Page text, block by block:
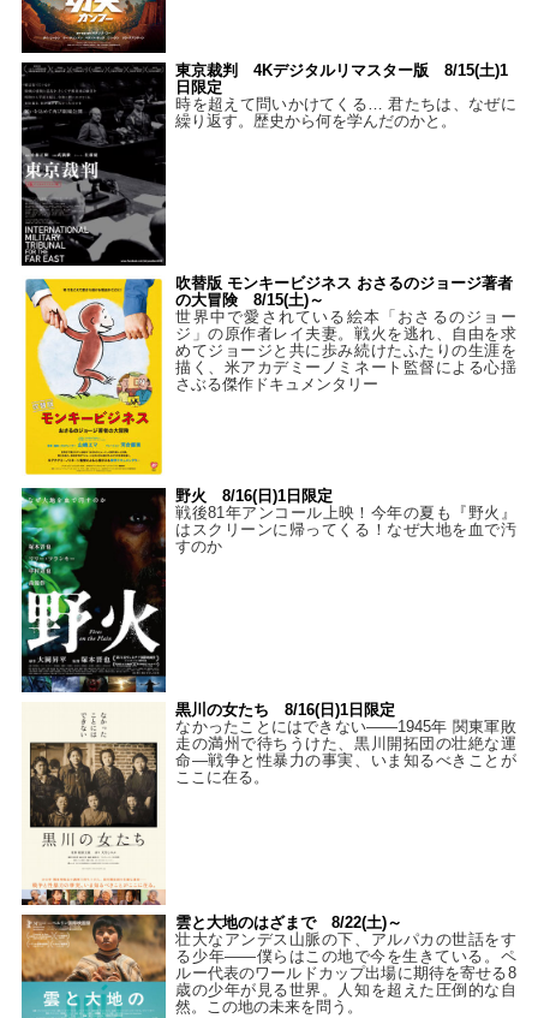
東京裁判 4Kデジタルリマスター版 8/15(土)1
日限定
時を超えて問いかけてくる… 君たちは、なぜに
繰り返す。歴史から何を学んだのかと。
吹替版 モンキービジネス おさるのジョージ著者
の大冒険 8/15(土)～
世界中で愛されている絵本「おさるのジョー
ジ」の原作者レイ夫妻。戦火を逃れ、自由を求
めてジョージと共に歩み続けたふたりの生涯を
描く、米アカデミーノミネート監督による心揺
さぶる傑作ドキュメンタリー
野火 8/16(日)1日限定
戦後81年アンコール上映！今年の夏も『野火』
はスクリーンに帰ってくる！なぜ大地を血で汚
すのか
黒川の女たち 8/16(日)1日限定
なかったことにはできない——1945年 関東軍敗
走の満州で待ちうけた、黒川開拓団の壮絶な運
命―戦争と性暴力の事実、いま知るべきことが
ここに在る。
雲と大地のはざまで 8/22(土)～
壮大なアンデス山脈の下、アルパカの世話をす
る少年――僕らはこの地で今を生きている。ペ
ルー代表のワールドカップ出場に期待を寄せる8
歳の少年が見る世界。人知を超えた圧倒的な自
然。この地の未来を問う。